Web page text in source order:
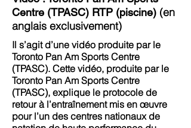
Centre (TPASC) RTP (piscine) (en
anglais exclusivement)
Il s’agit d’une vidéo produite par le
Toronto Pan Am Sports Centre
(TPASC). Cette vidéo, produite par le
Toronto Pan Am Sports Centre
(TPASC), explique le protocole de
retour à l’entraînement mis en œuvre
pour l’un des centres nationaux de